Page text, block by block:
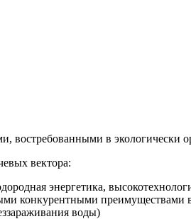
в экологически
вектора:
энергетика,
конкурентными
воды)